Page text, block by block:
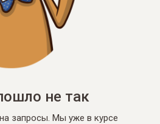
не так
запросы. Мы уже в курсе